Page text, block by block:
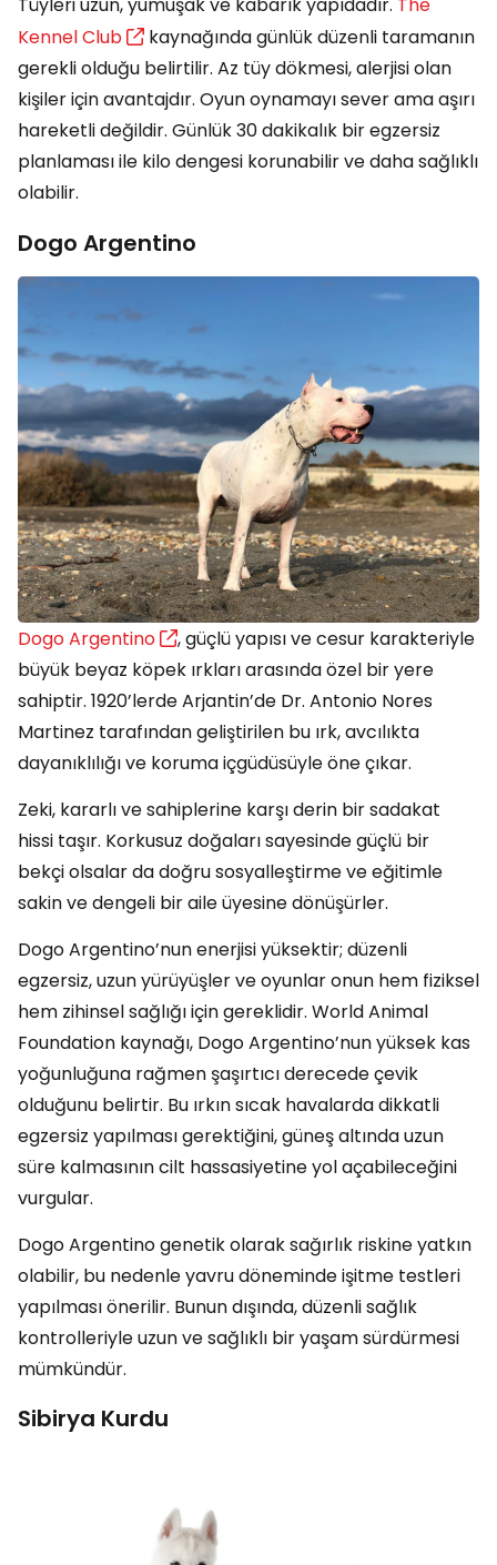
Tüyleri uzun, yumuşak ve kabarık yapıdadır. The
Kennel Club
kaynağında günlük düzenli taramanın
gerekli olduğu belirtilir. Az tüy dökmesi, alerjisi olan
kişiler için avantajdır. Oyun oynamayı sever ama aşırı
hareketli değildir. Günlük 30 dakikalık bir egzersiz
planlaması ile kilo dengesi korunabilir ve daha sağlıklı
olabilir.
Dogo Argentino
Dogo Argentino
, güçlü yapısı ve cesur karakteriyle
büyük beyaz köpek ırkları arasında özel bir yere
sahiptir. 1920’lerde Arjantin’de Dr. Antonio Nores
Martinez tarafından geliştirilen bu ırk, avcılıkta
dayanıklılığı ve koruma içgüdüsüyle öne çıkar.
Zeki, kararlı ve sahiplerine karşı derin bir sadakat
hissi taşır. Korkusuz doğaları sayesinde güçlü bir
bekçi olsalar da doğru sosyalleştirme ve eğitimle
sakin ve dengeli bir aile üyesine dönüşürler.
Dogo Argentino’nun enerjisi yüksektir; düzenli
egzersiz, uzun yürüyüşler ve oyunlar onun hem fiziksel
hem zihinsel sağlığı için gereklidir. World Animal
Foundation kaynağı, Dogo Argentino’nun yüksek kas
yoğunluğuna rağmen şaşırtıcı derecede çevik
olduğunu belirtir. Bu ırkın sıcak havalarda dikkatli
egzersiz yapılması gerektiğini, güneş altında uzun
süre kalmasının cilt hassasiyetine yol açabileceğini
vurgular.
Dogo Argentino genetik olarak sağırlık riskine yatkın
olabilir, bu nedenle yavru döneminde işitme testleri
yapılması önerilir. Bunun dışında, düzenli sağlık
kontrolleriyle uzun ve sağlıklı bir yaşam sürdürmesi
mümkündür.
Sibirya Kurdu